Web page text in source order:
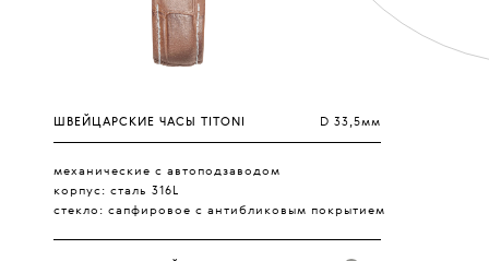
ШВЕЙЦАРСКИЕ ЧАСЫ TITONI D 33,5мм
механические с автоподзаводом
корпус: сталь 316L
стекло: сапфировое с антибликовым покрытием